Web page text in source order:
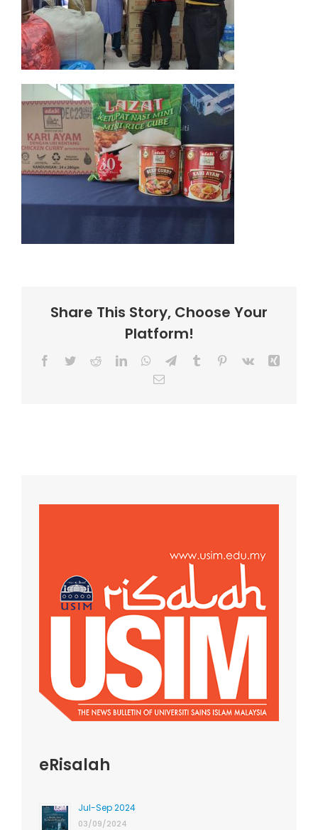
Share This Story, Choose Your
Platform!
Facebook
TwitterRedditLinkedInWhatsApp
TelegramTumblr Pinterest
Vk
Email
eRisalah
Jul-Sep 2024
03/09/2024